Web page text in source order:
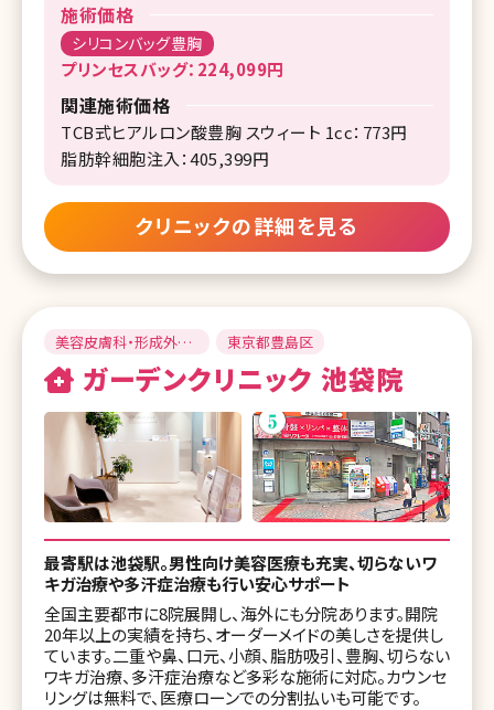
施術価格
シリコンバッグ豊胸
プリンセスバッグ：224,099円
関連施術価格
TCB式ヒアルロン酸豊胸 スウィート 1cc：773円
脂肪幹細胞注入：405,399円
クリニックの詳細を見る
美容皮膚科・形成外
科・美容外科
東京都豊島区
ガーデンクリニック 池袋院
最寄駅は池袋駅。男性向け美容医療も充実、切らないワ
キガ治療や多汗症治療も行い安心サポート
全国主要都市に8院展開し、海外にも分院あります。開院
20年以上の実績を持ち、オーダーメイドの美しさを提供し
ています。二重や鼻、口元、小顔、脂肪吸引、豊胸、切らない
ワキガ治療、多汗症治療など多彩な施術に対応。カウンセ
リングは無料で、医療ローンでの分割払いも可能です。